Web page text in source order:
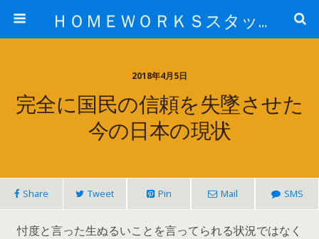
ＨＯＭＥＷＯＲＫＳスタッフ日記ブログ
2018年4月5日
完全に国民の信頼を失墜させた
今の日本の現状
Share Tweet Pin Mail SMS
忖度と言った生ぬるいことを言ってられる状況ではなく